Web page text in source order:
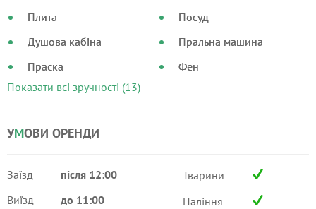
Плита
Душова кабіна
Праска
Посуд
Пральна машина
Фен
Показати всі зручності (13)
УМОВИ ОРЕНДИ
Заїзд
після 12:00
Виїзд
до 11:00
Тварини
Паління